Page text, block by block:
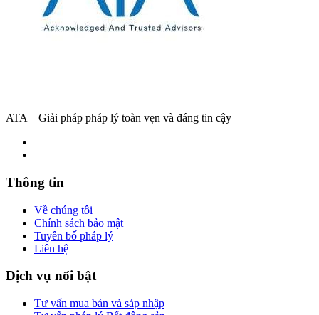
ATA – Giải pháp pháp lý toàn vẹn và đáng tin cậy
Thông tin
Về chúng tôi
Chính sách bảo mật
Tuyên bố pháp lý
Liên hệ
Dịch vụ nổi bật
Tư vấn mua bán và sáp nhập